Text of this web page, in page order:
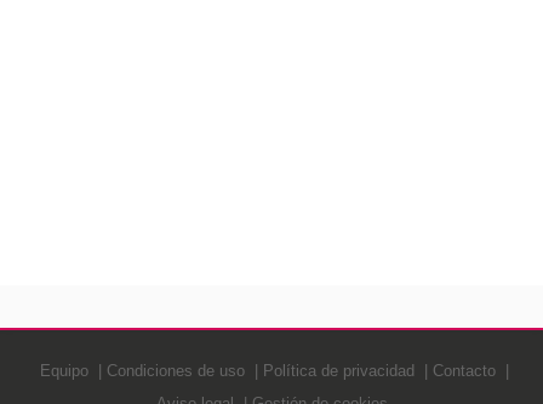
Equipo Condiciones de uso Política de privacidad
Contacto